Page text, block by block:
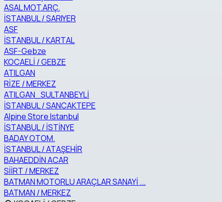
ASAL MOT.ARÇ.
İSTANBUL / SARIYER
ASF
İSTANBUL / KARTAL
ASF-Gebze
KOCAELİ / GEBZE
ATILGAN
RİZE / MERKEZ
ATILGAN_SULTANBEYLİ
İSTANBUL / SANCAKTEPE
Alpine Store Istanbul
İSTANBUL / İSTİNYE
BADAY OTOM.
İSTANBUL / ATAŞEHİR
BAHAEDDİN ACAR
SİİRT / MERKEZ
BATMAN MOTORLU ARAÇLAR SANAYİ ...
BATMAN / MERKEZ